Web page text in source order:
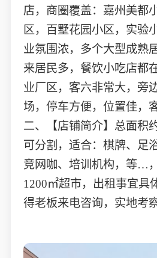
店，商圈覆盖：嘉州美都
区，百墅花园小区，实验
业氛围浓，多个大型成熟
来居民多，餐饮小吃店都
业厂区，客六非常大，旁
场，停车方便，位置佳，
二、【店铺简介】总面积
可分割，适合：棋牌、足
竞网咖、培训机构，等…
1200㎡超市，出租事宜具
得老板来电咨询，实地考